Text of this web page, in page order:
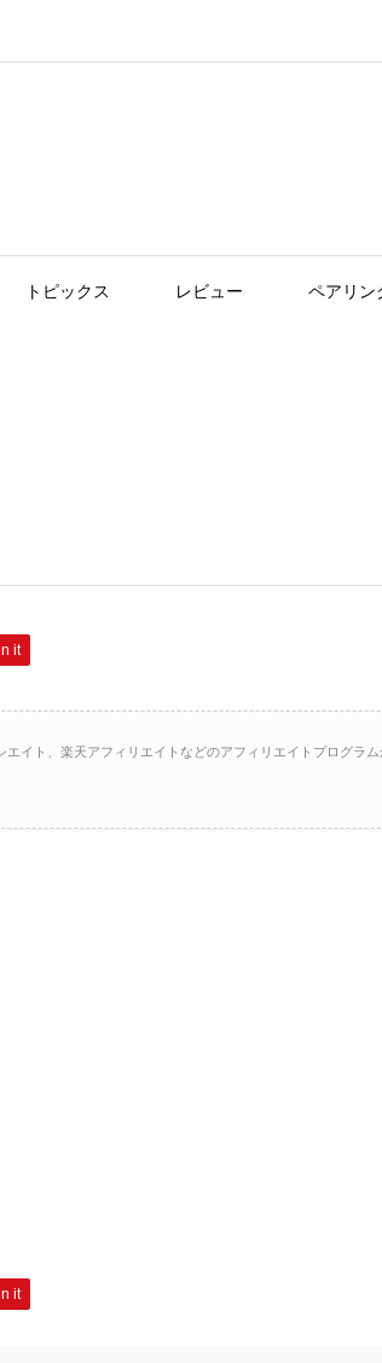
トピックス レビュー ペアリン
it
イト、楽天アフィリエイトなどのアフィリエイトプログラ
it